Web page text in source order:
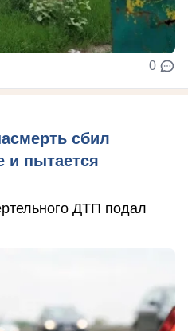
0
сбил
и пытается
ДТП подал